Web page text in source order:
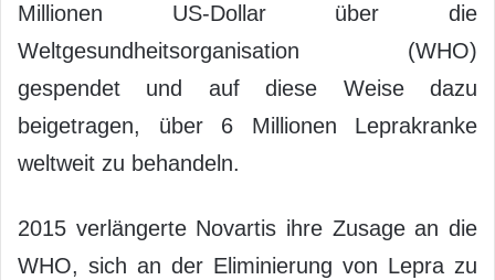
Millionen US-Dollar über die
Weltgesundheitsorganisation (WHO)
gespendet und auf diese Weise dazu
beigetragen, über 6 Millionen Leprakranke
weltweit zu behandeln.
2015 verlängerte Novartis ihre Zusage an die
WHO, sich an der Eliminierung von Lepra zu